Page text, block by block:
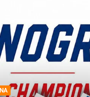
RMC BUENOS AIRES